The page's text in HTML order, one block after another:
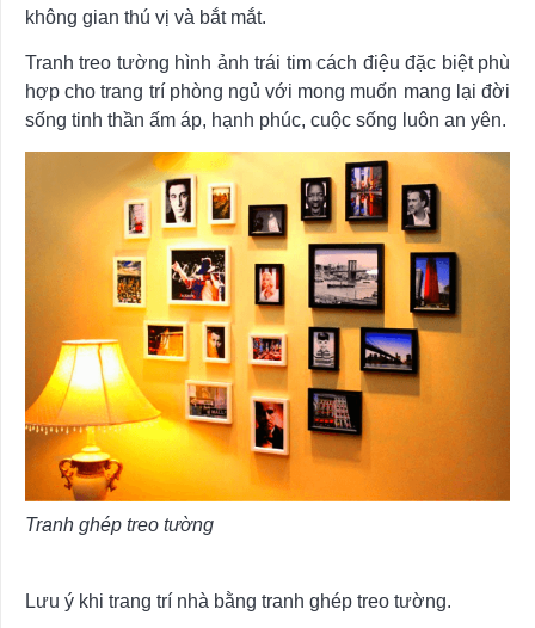
không gian thú vị và bắt mắt.
Tranh treo tường hình ảnh trái tim cách điệu đặc biệt phù
hợp cho trang trí phòng ngủ với mong muốn mang lại đời
sống tinh thần ấm áp, hạnh phúc, cuộc sống luôn an yên.
Tranh ghép treo tường
Lưu ý khi trang trí nhà bằng tranh ghép treo tường.